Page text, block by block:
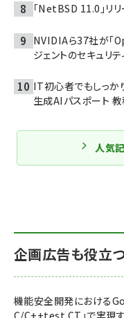
「NetBSD 11.0」リ
NVIDIAら37社が「
ジェントのセキュリ
IT初心者でもしっか
生成AIパスポート 教
人気
企画広告も役立
機能安全開発における
C/C++test CT」で実現